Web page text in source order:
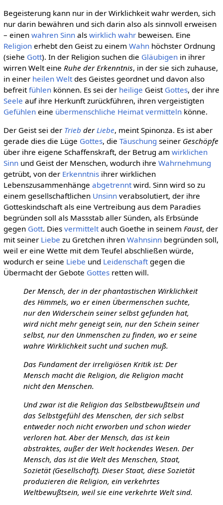
Begeisterung kann nur in der Wirklichkeit wahr werden, sich
nur darin bewähren und sich darin also als sinnvoll erweisen
– einen wahren Sinnals wirklich wahrbeweisen. Eine
Religionerhebt den Geist zu einem Wahnhöchster Ordnung
(siehe Gott). In der Religion suchen die Gläubigenin ihrer
wirren Welt eine Ruhe der Erkenntnis, in der sie sich zuhause,
in einer heilen Weltdes Geistes geordnet und davon also
befreitfühlenkönnen. Es sei der heilige Geist Gottes, der ihre
Seele auf ihre Herkunft zurückführen, ihren vergeistigten
Gefühleneine übermenschliche Heimat vermittelnkönne.
Der Geist sei der Trieb der Liebe, meint Spinonza. Es ist aber
gerade dies die Lüge Gottes, die Täuschung seiner Geschöpfe
über ihre eigene Schaffenskraft, der Betrug am wirklichen
Sinnund Geist der Menschen, wodurch ihre Wahrnehmung
getrübt, von der Erkenntnisihrer wirklichen
Lebenszusammenhänge abgetrenntwird. Sinn wird so zu
einem gesellschaftlichen Unsinnverabsolutiert, der ihre
Gotteskindschaft als eine Vertreibung aus dem Paradies
begründen soll als Massstab aller Sünden, als Erbsünde
gegen Gott. Dies vermitteltauch Goethe in seinem Faust, der
mit seiner Liebe zu Gretchen ihren Wahnsinnbegründen soll,
weil er eine Wette mit dem Teufel abschließen würde,
wodurch er seine Liebe und Leidenschaftgegen die
Übermacht der Gebote Gottesretten will.
Der Mensch, der in der phantastischen Wirklichkeit
des Himmels, wo er einen Übermenschen suchte,
nur den Widerschein seiner selbst gefunden hat,
wird nicht mehr geneigt sein, nur den Schein seiner
selbst, nur den Unmenschen zu finden, wo er seine
wahre Wirklichkeit sucht und suchen muß.
Das Fundament der irreligiösen Kritik ist: Der
Mensch macht die Religion, die Religion macht
nicht den Menschen.
Und zwar ist die Religion das Selbstbewußtsein und
das Selbstgefühl des Menschen, der sich selbst
entweder noch nicht erworben und schon wieder
verloren hat. Aber der Mensch, das ist kein
abstraktes, außer der Welt hockendes Wesen. Der
Mensch, das ist die Welt des Menschen, Staat,
Sozietät (Gesellschaft). Dieser Staat, diese Sozietät
produzieren die Religion, ein verkehrtes
Weltbewußtsein, weil sie eine verkehrte Welt sind.